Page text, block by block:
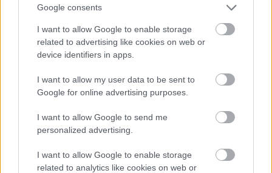
Google consents
I want to allow Google to enable storage
related to advertising like cookies on web or
device identifiers in apps.
I want to allow my user data to be sent to
Google for online advertising purposes.
I want to allow Google to send me
personalized advertising.
I want to allow Google to enable storage
related to analytics like cookies on web or
között volt. Azt a feltételezést, miszerint a fent nevezett
méltóságok mindegyike kapcsolódott a merénylethez,
elsősorban az ügy utóélete támasztja alá, vagyis, hogy a
kivégzett Péter ispánon kívül a többi vádlottnak nem esett
bántódása. Ezt a szokatlan eljárást csakis az indokolhatta,
hogy – a főurak egységes fellépése miatt – András felesége
A gyilkosság előzményéről tehát nincsenek pontos
információink, azt azonban tudjuk, hogy 1213. szeptember
28-án Gertrudis királyné ünnepséget tartott